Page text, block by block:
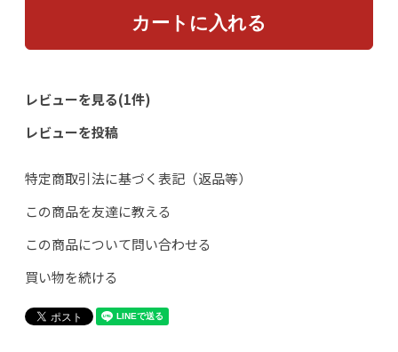
レビューを見る(1件)
レビューを投稿
特定商取引法に基づく表記（返品等）
この商品を友達に教える
この商品について問い合わせる
買い物を続ける